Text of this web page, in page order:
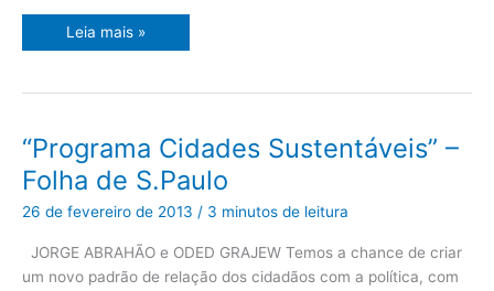
Leia mais »
“Programa Cidades Sustentáveis” –
Folha de S.Paulo
26 de fevereiro de 2013 / 3 minutos de leitura
JORGE ABRAHÃO e ODED GRAJEW Temos a chance de criar
um novo padrão de relação dos cidadãos com a política, com
Cidades
Sustentáveis”
–
Folha
de
S.Paulo